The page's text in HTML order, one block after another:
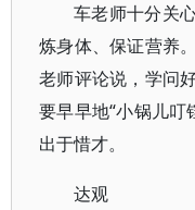
车老师十分关
炼身体、保证营养
老师评论说，学问
要早早地“小锅儿叮
出于惜才。
达观